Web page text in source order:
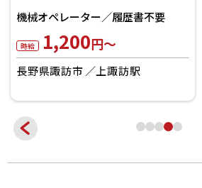
機械オペレーター／履歴書不要
時給 1,200円～
長野県諏訪市 上諏訪駅